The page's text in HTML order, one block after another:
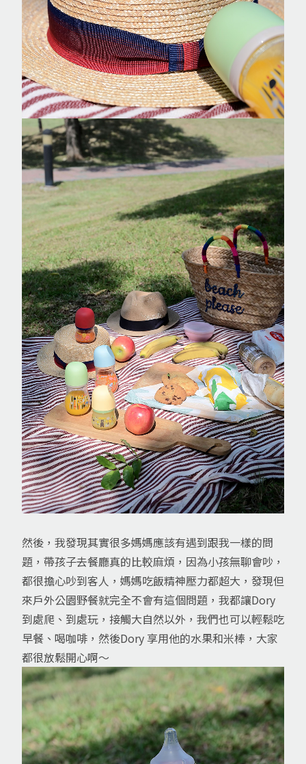
然後，我發現其實很多媽媽應該有遇到跟我一樣的問
題，帶孩子去餐廳真的比較麻煩，因為小孩無聊會吵，
都很擔心吵到客人，媽媽吃飯精神壓力都超大，發現但
來戶外公園野餐就完全不會有這個問題，我都讓Dory
到處爬、到處玩，接觸大自然以外，我們也可以輕鬆吃
早餐、喝咖啡，然後Dory 享用他的水果和米棒，大家
都很放鬆開心啊～